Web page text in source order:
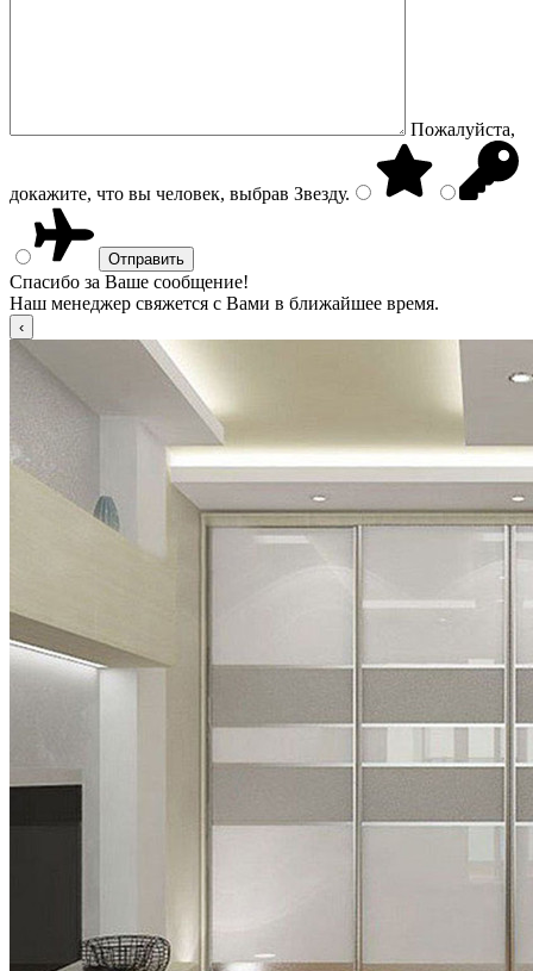
Пожалуйста,
докажите, что вы человек, выбрав Звезду.
Спасибо за Ваше сообщение!
Наш менеджер свяжется с Вами в ближайшее время.